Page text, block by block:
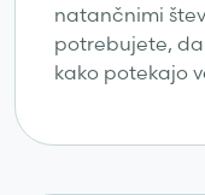
natančnimi
potrebujete,
kako potekajo